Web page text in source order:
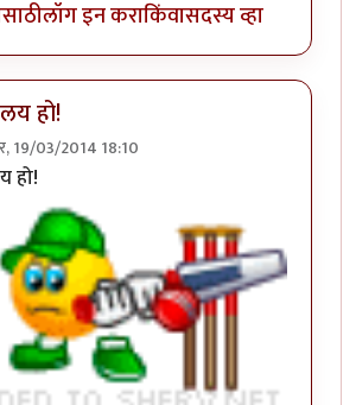
लॉग इन कराकिंवासदस्य व्हा
हो!
19/03/2014 18:10
हो!